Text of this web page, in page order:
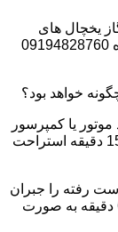
یخچال های
سامسونگ با نمایندگی مجاز سید خندان به شماره 09194828760
خواهد بود؟
یا کمپرسور
یخچال برای جبران افت سرما در 60 دقیقه تنها 15 دقیقه استراحت
از دست رفته را جبران
می کند و به حالت عادی بر می گردد.یعنی در 60 دقیقه به صورت